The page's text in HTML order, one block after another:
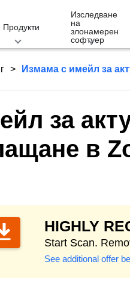
Продукти
Изследване
на
злонамерен
софтуер
Измама с имейл за
за
в
HIGHLY
Start Scan.
See additional offer